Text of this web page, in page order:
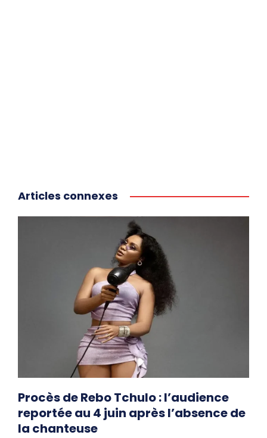
Articles connexes
Procès de Rebo Tchulo : l’audience
reportée au 4 juin après l’absence de
la chanteuse